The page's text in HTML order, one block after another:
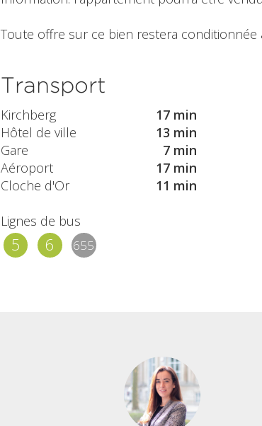
Toute offre sur ce bien restera conditionnée
Transport
Kirchberg
17 min
Hôtel de ville
13 min
Gare
7 min
Aéroport
17 min
Cloche d'Or
11 min
Lignes de bus
5 6 655